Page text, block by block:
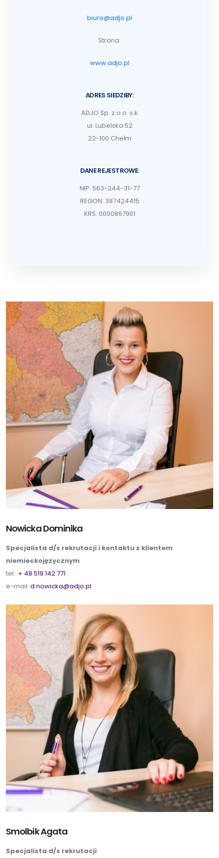
biuro@adjo.pl
Strona:
www.adjo.pl
ADRES SIEDZIBY:
ADJO Sp. z o.o. s.k
ul. Lubelska 52
22-100 Chełm
DANE REJESTROWE:
NIP: 563-244-31-77
REGON: 387424415
KRS: 0000867901
Nowicka Dominika
Specjalista d/s rekrutacji i kontaktu z klientem
niemieckojęzycznym
tel.: + 48 519 142 771
e-mail: d.nowicka@adjo.pl
Smolbik Agata
Specjalista d/s rekrutacji